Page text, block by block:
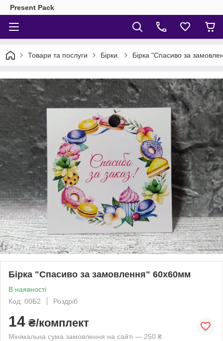
Present Pack
Товари та послуги Бірки. Бірка "Спасиво за
Бірка "Спасиво за замовлення" 60х60мм
В наявності
Код: 00Б2
Роздріб
14 ₴/комплект
Мінімальна сума замовлення на сайті — 250 ₴